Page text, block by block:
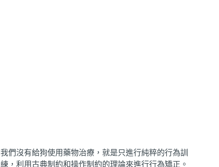
我們沒有給狗使用藥物治療，就是只進行純粹的行為訓
練，利用古典制約和操作制約的理論來進行行為矯正。